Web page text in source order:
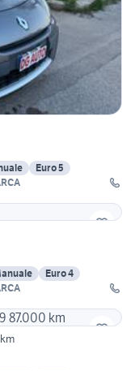
Euro 5
Euro 4